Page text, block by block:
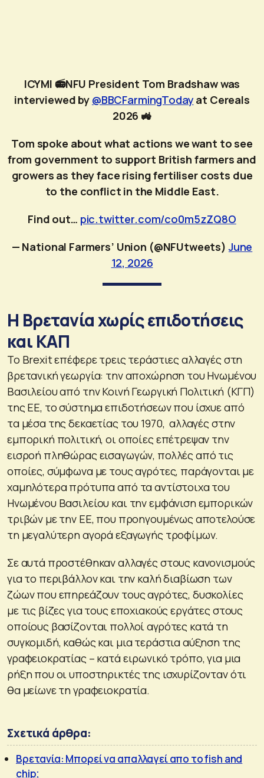
ICYMI 📻NFU President Tom Bradshaw was
interviewed by @BBCFarmingToday at Cereals
2026 🚜
Tom spoke about what actions we want to see
from government to support British farmers and
growers as they face rising fertiliser costs due
to the conflict in the Middle East.
Find out… pic.twitter.com/co0m5zZQ8O
— National Farmers’ Union (@NFUtweets)June
12, 2026
Η Βρετανία χωρίς επιδοτήσεις
και ΚΑΠ
Το Brexit επέφερε τρεις τεράστιες αλλαγές στη
βρετανική γεωργία: την αποχώρηση του Ηνωμένου
Βασιλείου από την Κοινή Γεωργική Πολιτική (ΚΓΠ)
της ΕΕ, το σύστημα επιδοτήσεων που ίσχυε από
τα μέσα της δεκαετίας του 1970, αλλαγές στην
εμπορική πολιτική, οι οποίες επέτρεψαν την
εισροή πληθώρας εισαγωγών, πολλές από τις
οποίες, σύμφωνα με τους αγρότες, παράγονται με
χαμηλότερα πρότυπα από τα αντίστοιχα του
Ηνωμένου Βασιλείου και την εμφάνιση εμπορικών
τριβών με την ΕΕ, που προηγουμένως αποτελούσε
τη μεγαλύτερη αγορά εξαγωγής τροφίμων.
Σε αυτά προστέθηκαν αλλαγές στους κανονισμούς
για το περιβάλλον και την καλή διαβίωση των
ζώων που επηρεάζουν τους αγρότες, δυσκολίες
με τις βίζες για τους εποχιακούς εργάτες στους
οποίους βασίζονται πολλοί αγρότες κατά τη
συγκομιδή, καθώς και μια τεράστια αύξηση της
γραφειοκρατίας – κατά ειρωνικό τρόπο, για μια
ρήξη που οι υποστηρικτές της ισχυρίζονταν ότι
θα μείωνε τη γραφειοκρατία.
Σχετικά άρθρα:
Βρετανία: Μπορεί να απαλλαγεί απο το fish and
chip;